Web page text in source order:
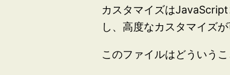
カスタマイズは
し、高度なカスタマイズが
このファイルはどういう